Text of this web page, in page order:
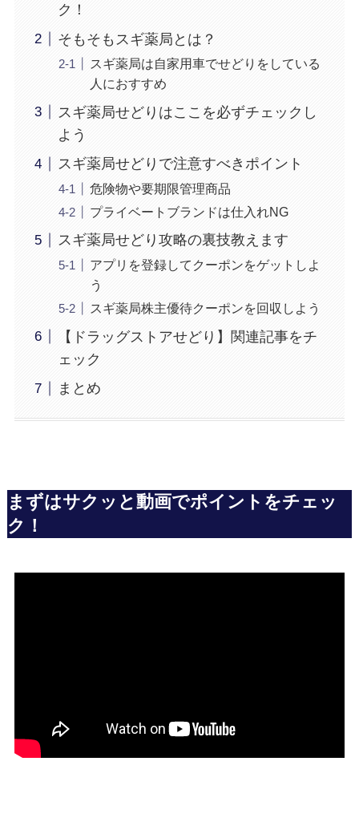
ク！
そもそもスギ薬局とは？
スギ薬局は自家用車でせどりをしている
人におすすめ
スギ薬局せどりはここを必ずチェックし
よう
スギ薬局せどりで注意すべきポイント
危険物や要期限管理商品
プライベートブランドは仕入れNG
スギ薬局せどり攻略の裏技教えます
アプリを登録してクーポンをゲットしよ
う
スギ薬局株主優待クーポンを回収しよう
【ドラッグストアせどり】関連記事をチ
ェック
まとめ
まずはサクッと動画でポイントをチェッ
ク！